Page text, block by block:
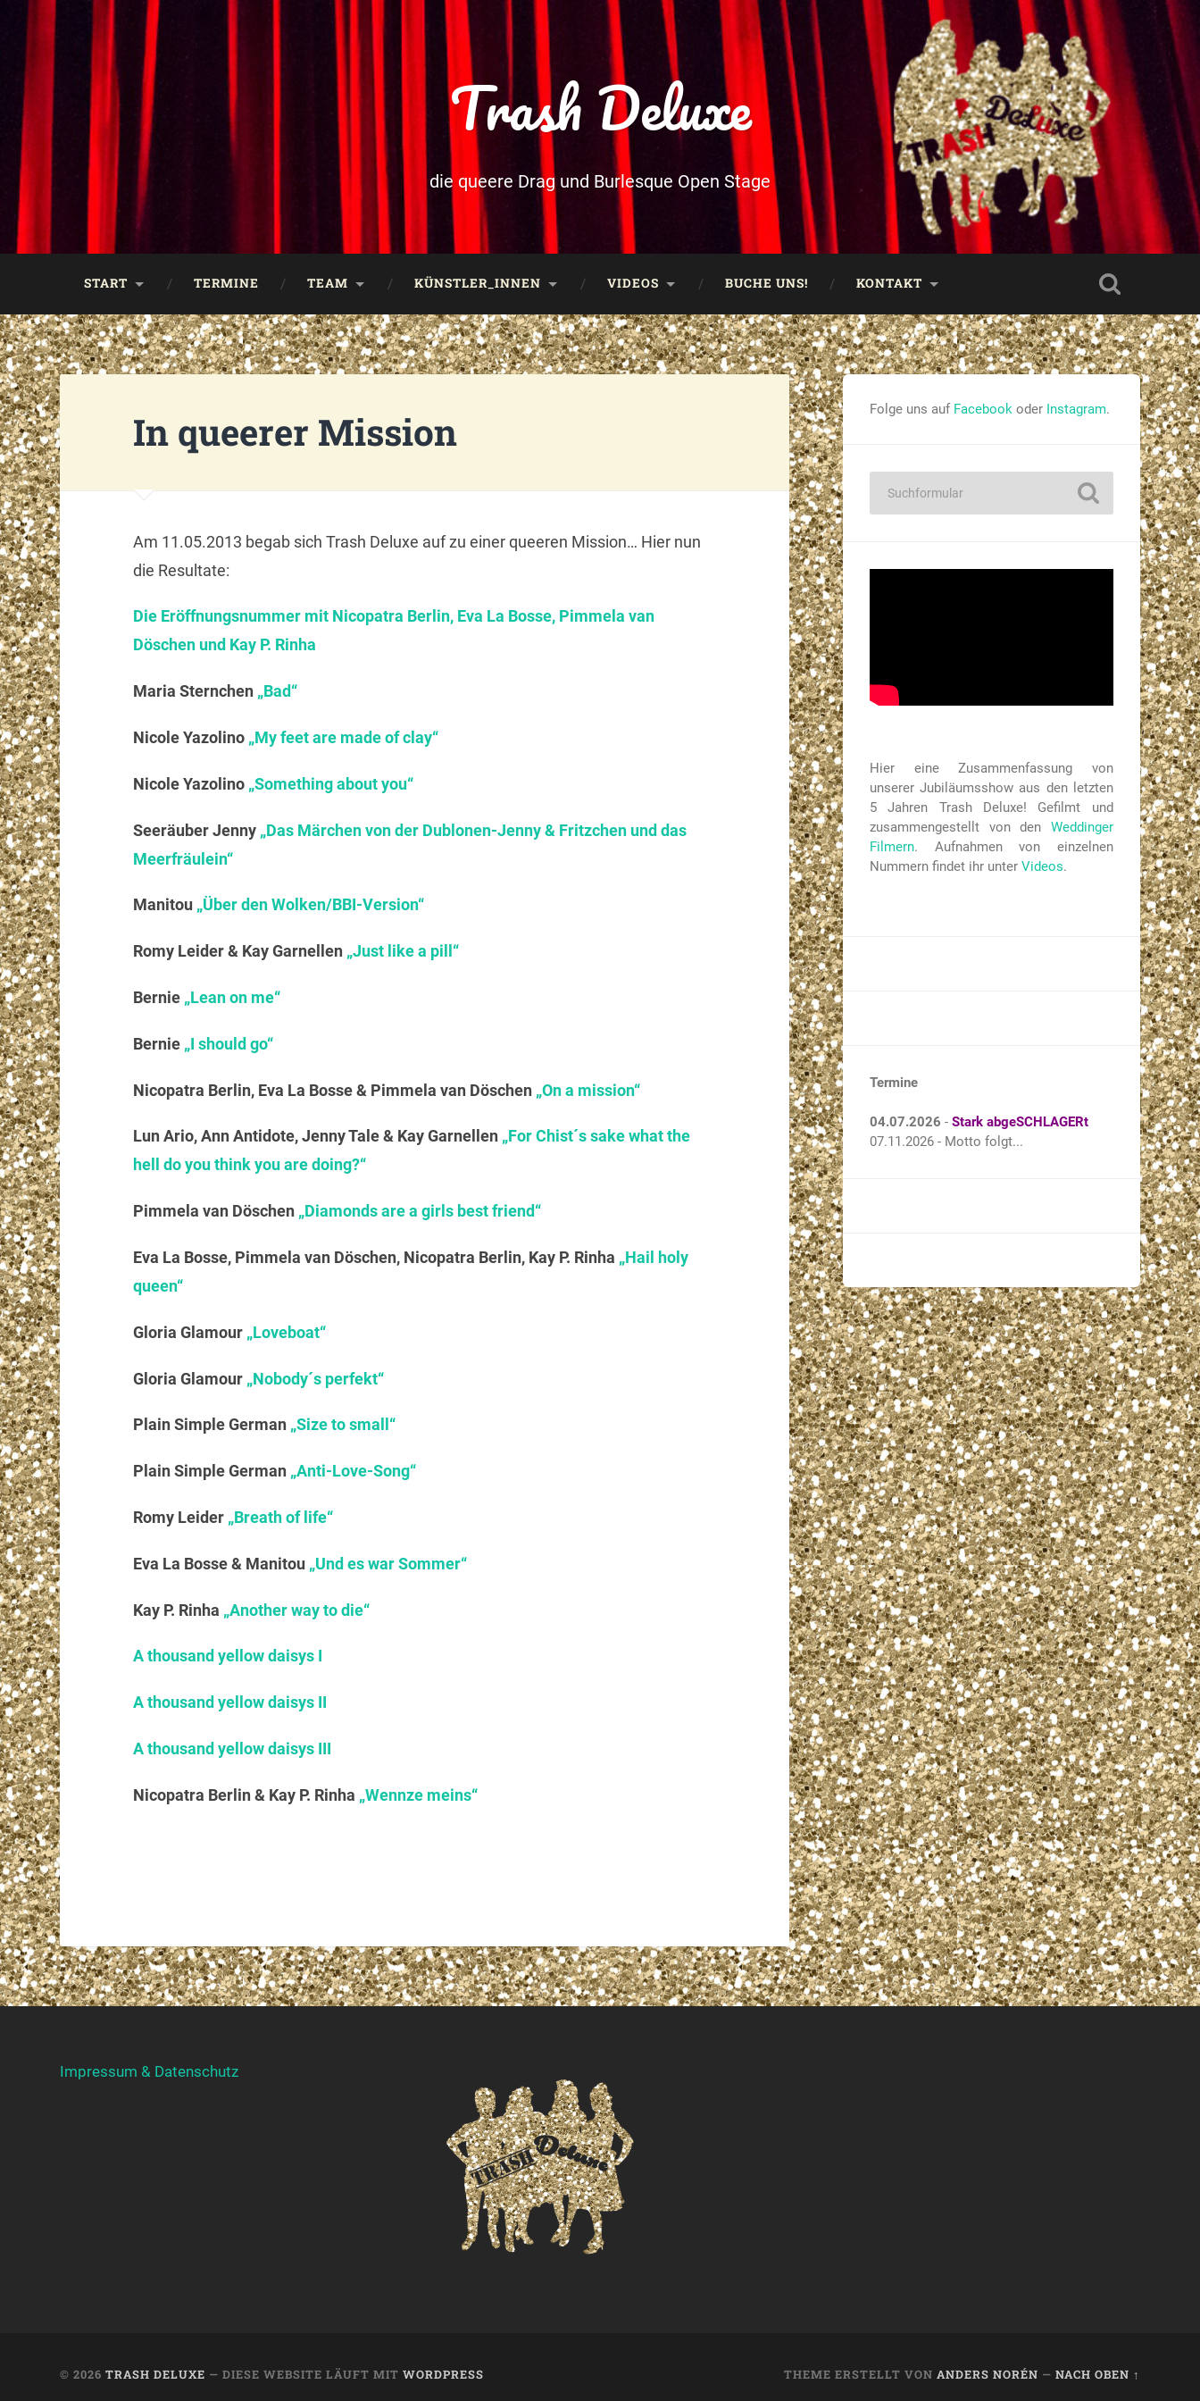
Trash Deluxe
die queere Drag und Burlesque Open Stage
START TERMINE TEAM KÜNSTLER_INNEN VIDEOS BUCHE UNS! KONTAKT
In queerer Mission
Am 11.05.2013 begab sich Trash Deluxe auf zu einer queeren Mission… Hier nun
die Resultate:
Die Eröffnungsnummer mit Nicopatra Berlin, Eva La Bosse, Pimmela van
Döschen und Kay P. Rinha
Maria Sternchen „Bad“
Nicole Yazolino „My feet are made of clay“
Nicole Yazolino „Something about you“
Seeräuber Jenny „Das Märchen von der Dublonen-Jenny & Fritzchen und das
Meerfräulein“
Manitou „Über den Wolken/BBI-Version“
Romy Leider & Kay Garnellen „Just like a pill“
Bernie „Lean on me“
Bernie „I should go“
Nicopatra Berlin, Eva La Bosse & Pimmela van Döschen „On a mission“
Lun Ario, Ann Antidote, Jenny Tale & Kay Garnellen „For Chist´s sake what the
hell do you think you are doing?“
Pimmela van Döschen „Diamonds are a girls best friend“
Eva La Bosse, Pimmela van Döschen, Nicopatra Berlin, Kay P. Rinha „Hail holy
queen“
Gloria Glamour „Loveboat“
Gloria Glamour „Nobody´s perfekt“
Plain Simple German „Size to small“
Plain Simple German „Anti-Love-Song“
Romy Leider „Breath of life“
Eva La Bosse & Manitou „Und es war Sommer“
Kay P. Rinha „Another way to die“
A thousand yellow daisys I
A thousand yellow daisys II
A thousand yellow daisys III
Nicopatra Berlin & Kay P. Rinha „Wennze meins“
Folge uns auf Facebook oder Instagram.
Hier eine Zusammenfassung von
unserer Jubiläumsshow aus den letzten
5 Jahren Trash Deluxe! Gefilmt und
zusammengestellt von den Weddinger
Filmern. Aufnahmen von einzelnen
Nummern findet ihr unterVideos.
Termine
04.07.2026 -Stark abgeSCHLAGERt
07.11.2026 - Motto folgt...
Impressum & Datenschutz
© 2026TRASH DELUXE — DIESE WEBSITE LÄUFT MITWORDPRESS THEME ERSTELLT VON ANDERS NORÉN — NACH OBEN ↑